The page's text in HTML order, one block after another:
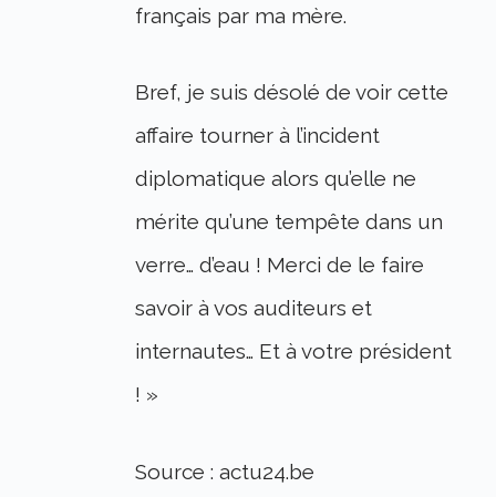
français par ma mère.
Bref, je suis désolé de voir cette
affaire tourner à l’incident
diplomatique alors qu’elle ne
mérite qu’une tempête dans un
verre… d’eau ! Merci de le faire
savoir à vos auditeurs et
internautes… Et à votre président
! »
Source : actu24.be